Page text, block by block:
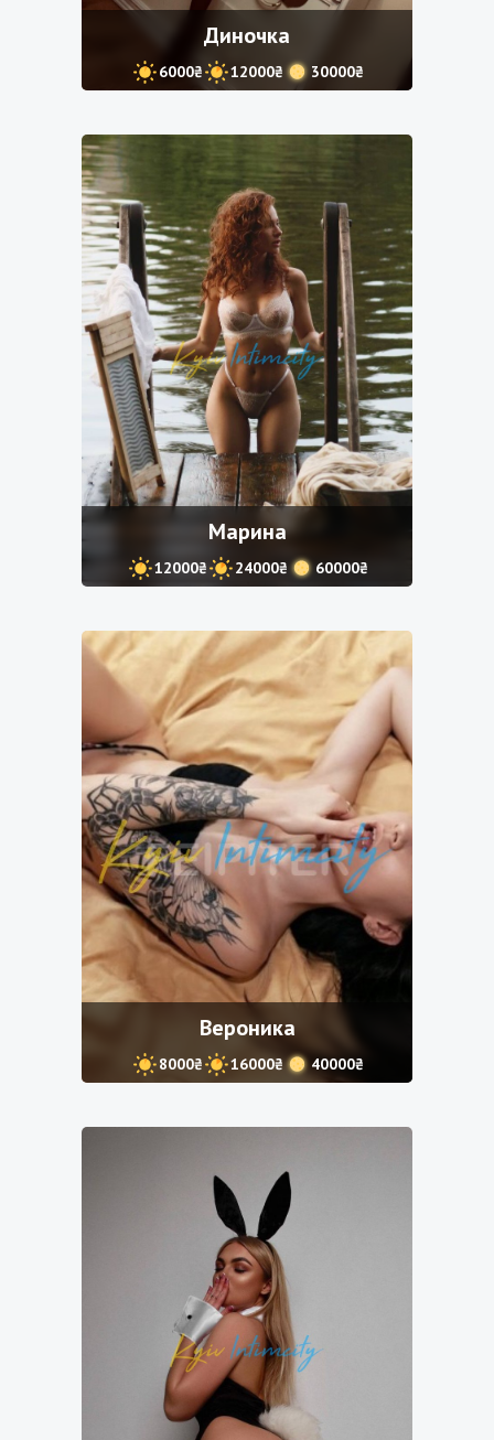
Диночка
6000₴ 12000₴ 30000₴
Марина
12000₴ 24000₴ 60000₴
Вероника
8000₴ 16000₴ 40000₴